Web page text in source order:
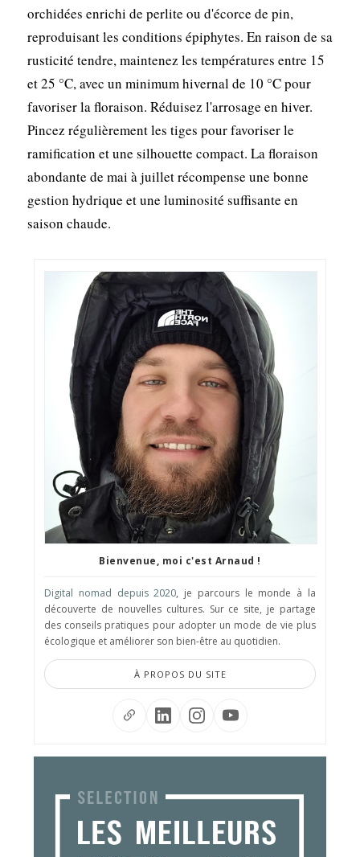
orchidées enrichi de perlite ou d'écorce de pin,
reproduisant les conditions épiphytes. En raison de sa
rusticité tendre, maintenez les températures entre 15
et 25 °C, avec un minimum hivernal de 10 °C pour
favoriser la floraison. Réduisez l'arrosage en hiver.
Pincez régulièrement les tiges pour favoriser le
ramification et une silhouette compact. La floraison
abondante de mai à juillet récompense une bonne
gestion hydrique et une luminosité suffisante en
saison chaude.
Bienvenue, moi c'est Arnaud !
Digital nomad depuis 2020, je parcours le monde à la
découverte de nouvelles cultures. Sur ce site, je partage
des conseils pratiques pour adopter un mode de vie plus
écologique et améliorer son bien-être au quotidien.
À PROPOS DU SITE